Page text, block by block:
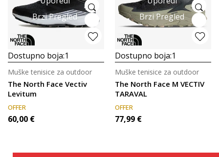
Brzi Pregled
Dostupno boja:1
The North Face Vectiv
Levitum
Muške tenisice za outdoor
OFFER
60,00 €
Brzi Pregled
Dostupno boja:1
The North Face M VECTIV
TARAVAL
Muške tenisice za outdoor
OFFER
77,99 €